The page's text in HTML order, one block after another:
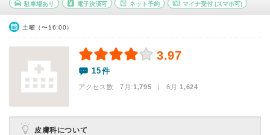
駐車場あり 電子決済可 ネット予約 マイナ受付 (スマホ可)
土曜（〜16:00）
3.97
15件
アクセス数 7月:1,795 | 6月:1,624
皮膚科について